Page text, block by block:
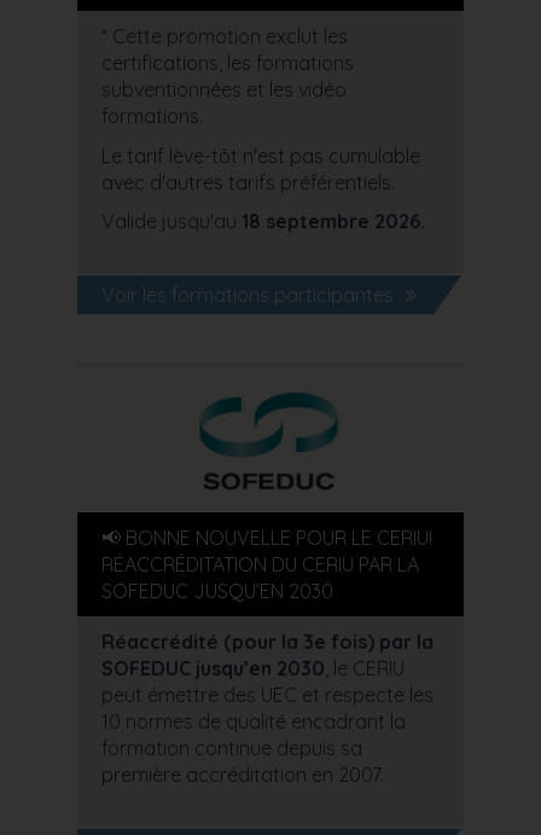
* Cette promotion exclut les
certifications, les formations
subventionnées et les vidéo
formations.
Le tarif lève-tôt n'est pas cumulable
avec d'autres tarifs préférentiels.
Valide jusqu'au 18 septembre 2026.
Voir les formations participantes
📢 BONNE NOUVELLE POUR LE CERIU!
RÉACCRÉDITATION DU CERIU PAR LA
SOFEDUC JUSQU’EN 2030
Réaccrédité (pour la 3e fois) par la
SOFEDUC jusqu’en 2030, le CERIU
peut émettre des UEC et respecte les
10 normes de qualité encadrant la
formation continue depuis sa
première accréditation en 2007.